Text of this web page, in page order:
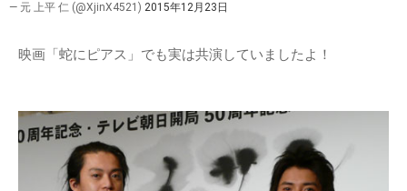
— 元 上平 仁 (@XjinX4521) 2015年12月23日
映画「蛇にピアス」でも実は共演していましたよ！